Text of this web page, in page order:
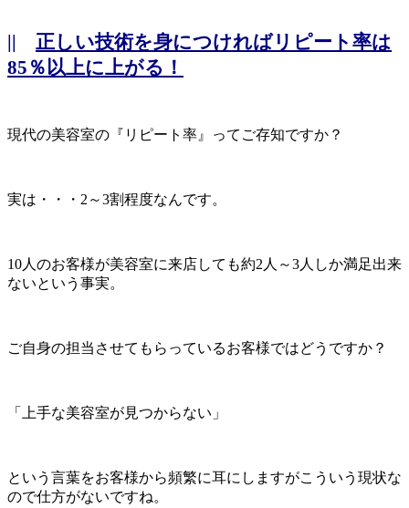
|| 正しい技術を身につければリピート率は
85％以上に上がる！
現代の美容室の『リピート率』ってご存知ですか？
実は・・・2～3割程度なんです。
10人のお客様が美容室に来店しても約2人～3人しか満足出来
ないという事実。
ご自身の担当させてもらっているお客様ではどうですか？
「上手な美容室が見つからない」
という言葉をお客様から頻繁に耳にしますがこういう現状な
ので仕方がないですね。